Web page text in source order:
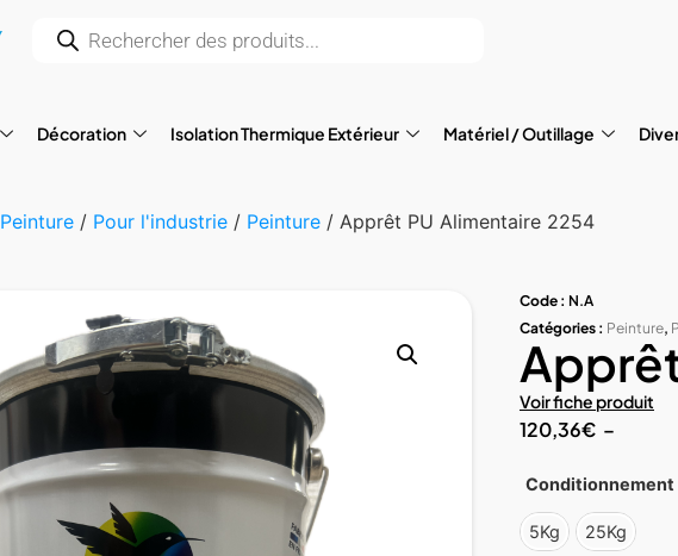
Décoration Isolation Thermique Extérieur Matériel / Outillage
Peinture / Pour l'industrie / Peinture / Apprêt PU Alimentaire 2254
Code : N.A
Catégories : Peinture,
Voir fiche produit
120,36€ –
Conditionnement
5Kg 25Kg